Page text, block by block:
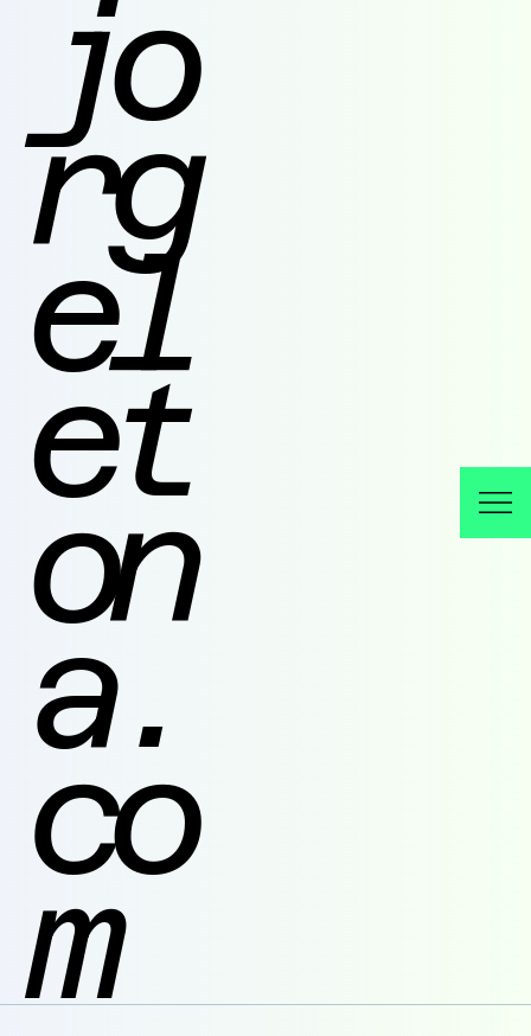
jo
rg
el
et
on
a.
co
m